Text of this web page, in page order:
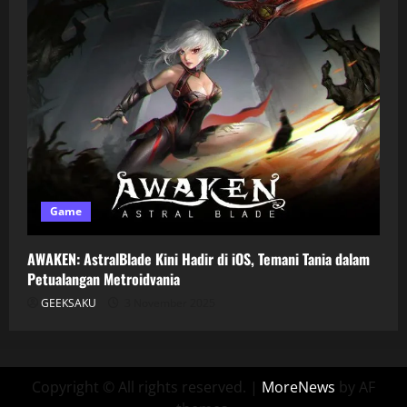
Game
AWAKEN: AstralBlade Kini Hadir di iOS, Temani Tania dalam
Petualangan Metroidvania
GEEKSAKU
Copyright © All rights reserved. | MoreNews by AF